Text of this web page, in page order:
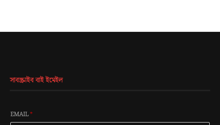
সাবস্ক্রাইব বাই ইমেইল
EMAIL*